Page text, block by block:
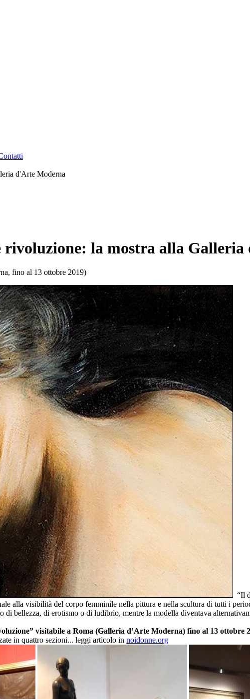
d'Arte Moderna
rivoluzione: la mostra alla
fino al 13 ottobre 2019)
“Il
alla visibilità del corpo femminile nella pittura e nella scultura di tutti i
bellezza, di erotismo o di ludibrio, mentre la modella diventava
visitabile a Roma (Galleria d’Arte Moderna) fino al 13 ottobre
in quattro sezioni... leggi articolo in noidonne.org